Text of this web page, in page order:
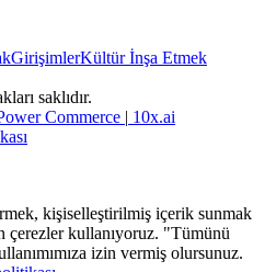
GirişimlerKültür İnşa Etmek
saklıdır.
Commerce | 10x.ai
kişiselleştirilmiş içerik sunmak
kullanıyoruz. "Tümünü
izin vermiş olursunuz.